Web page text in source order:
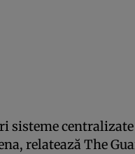
sisteme centralizate
relatează The